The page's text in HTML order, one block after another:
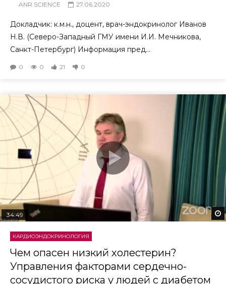
ANR.SCIENCE 27.06.2020
Докладчик: к.м.н., доцент, врач-эндокринолог Иванов
Н.В. (Северо-Западный ГМУ имени И.И. Мечникова,
Санкт-Петербург) Информация пред...
0 0 21 0
34:49
КАРДИОЭНДОКРИНОЛОГИЯ
Чем опасен низкий холестерин?
Управления факторами сердечно-
сосудистого риска у людей с диабетом